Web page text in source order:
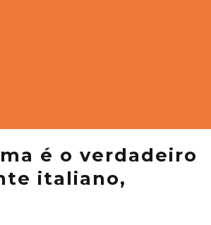
é o verdadeiro
italiano,